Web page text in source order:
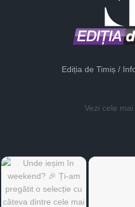
Ediția de Timiș /
Vezi cele